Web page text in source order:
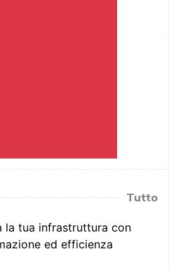
Tutto
la tua infrastruttura con
ed efficienza